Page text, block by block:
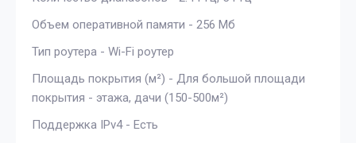
Объем оперативной памяти - 256 Мб
Тип роутера - Wi-Fi роутер
Площадь покрытия (м²) - Для большой площади
покрытия - этажа, дачи (150-500м²)
Поддержка IPv4 - Есть